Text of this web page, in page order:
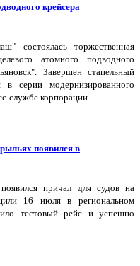
крейсера
состоялась торжественная
атомного подводного
Завершен стапельный
в серии модернизированного
службе корпорации.
появился в
причал для судов на
16 июля в региональном
тестовый рейс и успешно